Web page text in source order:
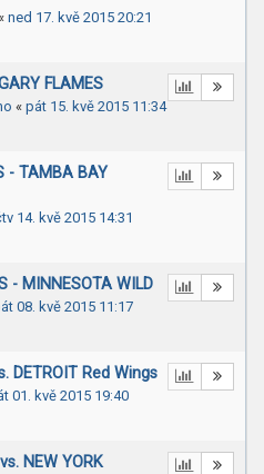
ned 17. kvě 2015 20:21
FLAMES
« pát 15. kvě 2015 11:34
- TAMBA BAY
14. kvě 2015 14:31
- MINNESOTA WILD
08. kvě 2015 11:17
DETROIT Red Wings
01. kvě 2015 19:40
NEW YORK